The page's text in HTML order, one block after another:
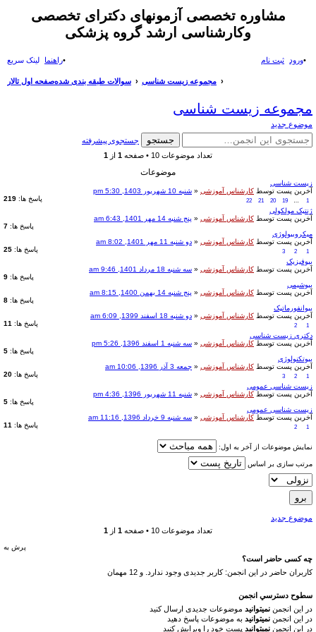
مشاوره تخصصی آزمونهای دکترای تخصصی
وکارشناسی ارشد گروه پزشکی
لینک سریع راهنما ورود ثبت نام
صفحه اول تالارسوالات طبقه بندی شده مجموعه زیست شناسی
جو
مجموعه زیست شناسی
موضوع جدید
جستجو
جستجوی پیشرفته
تعداد موضوعات 10 • صفحه
1 از 1
موضوعات
زیست شناسی
آخرین پست توسط کارشناس آموزشی « شنبه 10 شهریور 1403, 5:30 pm
پاسخ ها: 219 1
…
19
20
21
22
ژنتیک مولکولی
آخرین پست توسط کارشناس آموزشی « پنج شنبه 14 مهر 1401, 6:43 am
پاسخ ها: 7
میکروبیولوژی
آخرین پست توسط کارشناس آموزشی « دو شنبه 11 مهر 1401, 8:02 am
پاسخ ها: 25 1
2
3
بیوفیزیک
آخرین پست توسط کارشناس آموزشی « سه شنبه 18 مرداد 1401, 9:46 am
پاسخ ها: 9
بیوشیمی
آخرین پست توسط کارشناس آموزشی « پنج شنبه 14 بهمن 1400, 8:15 am
پاسخ ها: 8
بیوانفورماتیک
آخرین پست توسط کارشناس آموزشی « دو شنبه 18 اسفند 1399, 6:09 am
پاسخ ها: 11 1
2
دکتری زیست شناسی
آخرین پست توسط کارشناس آموزشی « سه شنبه 1 اسفند 1396, 5:26 pm
پاسخ ها: 5
بیوتکنولوژی
آخرین پست توسط کارشناس آموزشی « جمعه 3 آذر 1396, 10:06 am
پاسخ ها: 20 1
2
3
زیست شناسی عمومی
آخرین پست توسط کارشناس آموزشی « شنبه 11 شهریور 1396, 4:36 pm
پاسخ ها: 5
زیست شناسی عمومی
آخرین پست توسط کارشناس آموزشی « سه شنبه 9 خرداد 1396, 11:16 am
پاسخ ها: 11 1
2
نمایش موضوعات از آخر به اول:
مرتب سازی بر اساس
موضوع جدید
تعداد موضوعات 10 • صفحه
1 از 1
پرش به
چه کسی حاضر است؟
کاربران حاضر در این انجمن: کاربر جدیدی وجود ندارد. و 12 مهمان
سطوح دسترسي انجمن
در این انجمن نمیتوانید موضوعات جدیدی ارسال کنید
در این انجمن نمیتوانید به موضوعات پاسخ دهید
در این انجمن نمیتوانید پست خود را ویرایش کنید